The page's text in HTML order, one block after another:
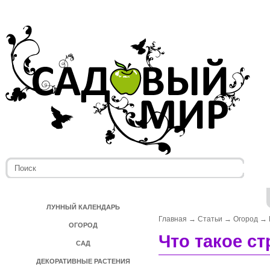
ЛУННЫЙ КАЛЕНДАРЬ
ОГОРОД
САД
ДЕКОРАТИВНЫЕ РАСТЕНИЯ
Главная → Статьи → Огород →
Что такое